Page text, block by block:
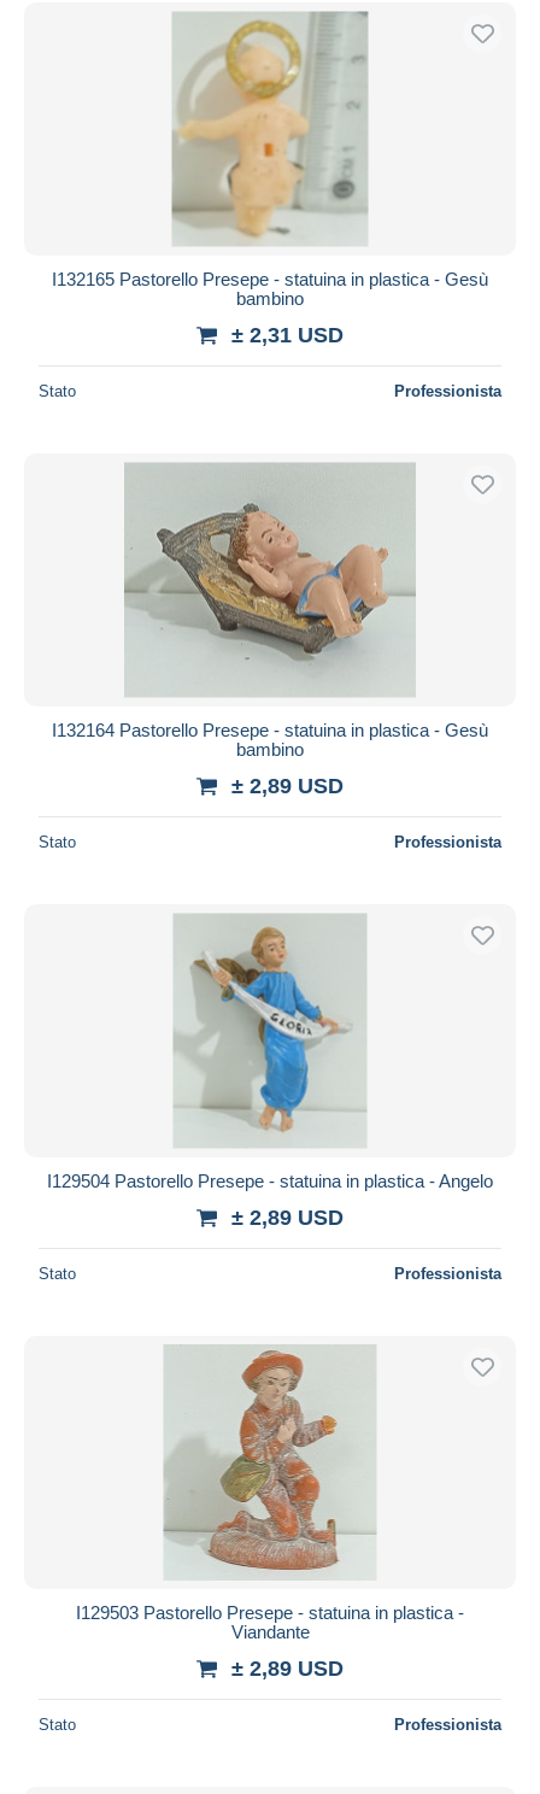
Metodi di pagamento
Bonifico bancario
Mastercard
Bancontact
Residenza del venditore
Aggiorna
I132165 Pastorello Presepe - statuina in plastica - Gesù
bambino
± 2,31 USD
Stato Professionista
I132164 Pastorello Presepe - statuina in plastica - Gesù
bambino
± 2,89 USD
Stato Professionista
I129504 Pastorello Presepe - statuina in plastica - Angelo
± 2,89 USD
Stato Professionista
I129503 Pastorello Presepe - statuina in plastica -
Viandante
± 2,89 USD
Stato Professionista